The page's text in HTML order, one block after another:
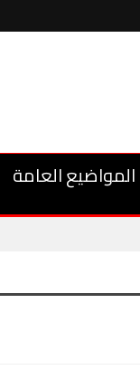
المواضيع العامة